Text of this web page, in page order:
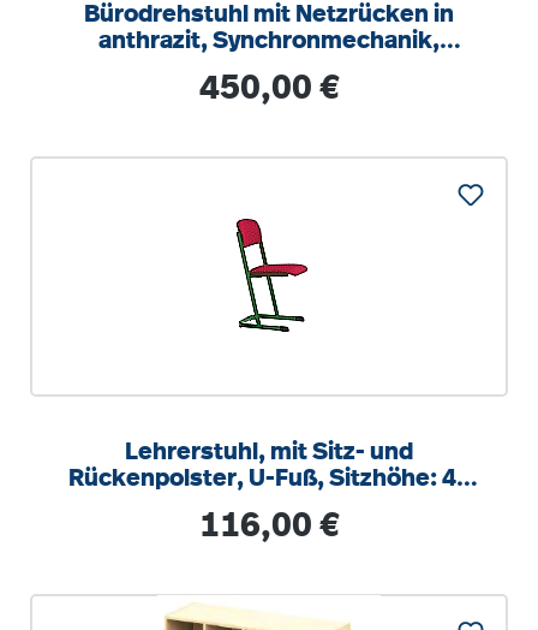
Bürodrehstuhl mit Netzrücken in
anthrazit, Synchronmechanik,
Regulärer Preis:
450,00 €
Lehrerstuhl, mit Sitz- und
Rückenpolster, U-Fuß, Sitzhöhe: 46
Regulärer Preis:
116,00 €